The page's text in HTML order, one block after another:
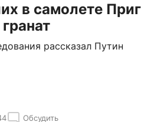
в самолете
рассказал Путин
Обсудить